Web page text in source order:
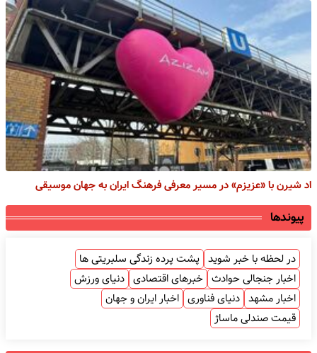
اد شیرن با «عزیزم» در مسیر معرفی فرهنگ ایران به جهان موسیقی
پیوندها
در لحظه با خبر شوید پشت پرده زندگی سلبریتی ها
اخبار جنجالی حوادث خبرهای اقتصادی دنیای ورزش
اخبار مشهد دنیای فناوری اخبار ایران و جهان
قیمت صندلی ماساژ